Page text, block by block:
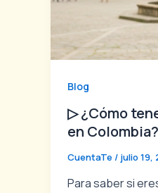
Blog
▷ ¿Cómo
en Colombia?
CuentaTe / julio 19,
Para saber si